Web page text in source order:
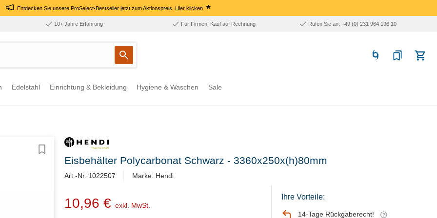
Entdecken Sie unsere ProSelect-Bestseller jetzt zum Aktionspreis.Hier klicken *
10+ Jahre Erfahrung Für Firmen: Kauf auf Rechnung Rufen Sie an: +49 (0) 231 964 196 10
Edelstahl Einrichtung & Bekleidung Hygiene & Waschen Sale
Eisbehälter Polycarbonat Schwarz - 3360x250x(h)80mm
Art.-Nr. 1022507 Marke: Hendi
10,96 € exkl. MwSt.
Ihre Vorteile:
14-Tage Rückgaberecht!